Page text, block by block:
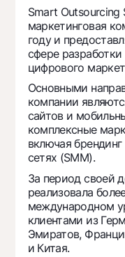
До
Для всех USD
Золотой депозит
Золотые слитки
Серебряный
UzCard/HUMO
Visa
Visa FIFA
Mastercard
Зарплатные
Garmin pay
Эскроу-cчёт
Тарифы
Акции
Мобильное
Часто
Ищите по
Smart
маркетинговая
году и
сфере
цифрового
Основными
компании
сайтов и
комплексные
включая
сетях (SMM).
За период своей
реализовала
международном
клиентами из
Эмиратов,
и Китая.